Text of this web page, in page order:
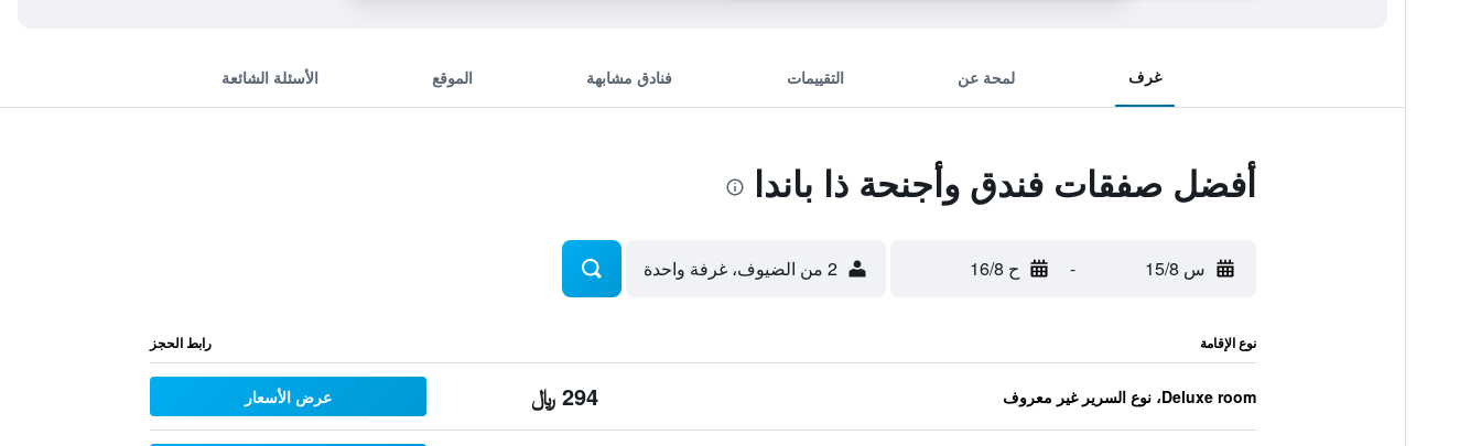
غرف لمحة عن التقييمات فنادق مشابهة الموقع الأسئلة الشائعة
أفضل صفقات فندق وأجنحة ذا باندا
س 15/8 - ح 16/8 2 من الضيوف، غرفة واحدة
نوع الإقامة رابط الحجز
Deluxe room، نوع السرير غير معروف 294 ﷼ عرض الأسعار